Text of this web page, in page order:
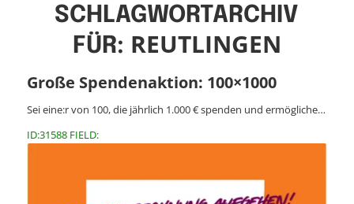
SCHLAGWORTARCHIV
FÜR: REUTLINGEN
Große Spendenaktion: 100×1000
Sei eine:r von 100, die jährlich 1.000 € spenden und ermögliche…
ID:31588 FIELD: